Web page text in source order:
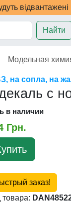
Найти
Модельная
на сопла, на
с
в наличии
Грн.
заказ!
товара: